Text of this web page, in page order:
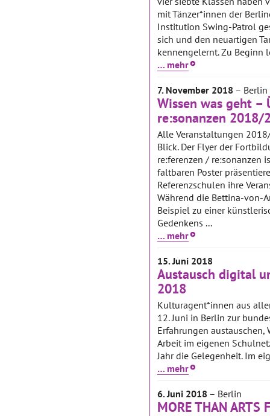
mit Tänzer*innen der
Institution Swing-Patrol
sich und den neuartigen
kennengelernt. Zu Beginn
… mehr
7. November 2018 – Berlin
Wissen was geht
re:sonanzen 2018/
Alle Veranstaltungen
Blick. Der Flyer der
re:ferenzen / re:sonanzen
faltbaren Poster
Referenzschulen ihre
Während die Bettina-von-
Beispiel zu einer
Gedenkens ...
… mehr
15. Juni 2018
Austausch digital
2018
Kulturagent*innen aus
12. Juni in Berlin zur
Erfahrungen
Arbeit im eigenen
Jahr die Gelegenheit. Im
… mehr
6. Juni 2018 – Berlin
MORE THAN ARTS